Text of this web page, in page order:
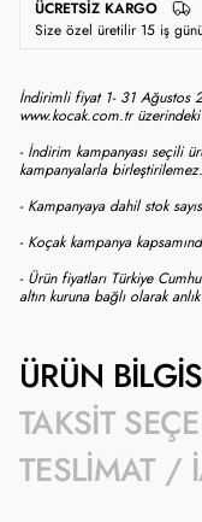
ÜCRETSIZ KARGO
Size özel üretilir 15 iş
İndirimli fiyat 1- 31 Ağustos
www.kocak.com.tr
- İndirim kampanyası seçili
kampanyalarla birleştirilemez.
- Kampanyaya dahil stok
- Koçak kampanya
- Ürün fiyatları Türkiye
altın kuruna bağlı olarak
ÜRÜN
TAKSIT
TESLIMAT /